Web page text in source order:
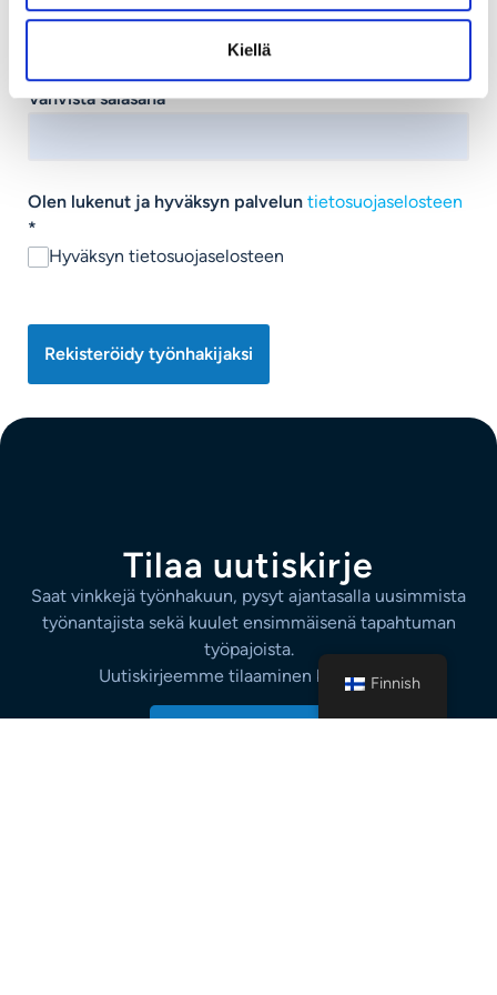
Kiellä
Vahvista salasana*
Olen lukenut ja hyväksyn palvelun tietosuojaselosteen
*
Hyväksyn tietosuojaselosteen
Rekisteröidy työnhakijaksi
Tilaa uutiskirje
Saat vinkkejä työnhakuun, pysyt ajantasalla uusimmista
työnantajista sekä kuulet ensimmäisenä tapahtuman
työpajoista.
Uutiskirjeemme tilaaminen kannattaa!
Finnish